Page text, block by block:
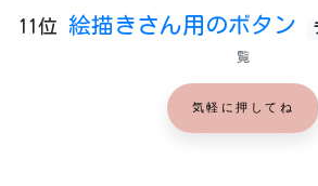
11位 絵描きさん用のボタン
覧
気軽に押してね